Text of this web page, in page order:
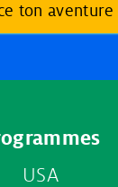
ton aventure
USA